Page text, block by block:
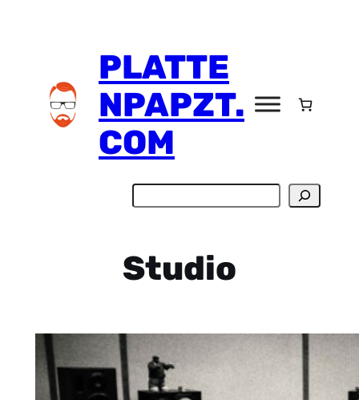
PLATTE
NPAPZT.
COM
Studio